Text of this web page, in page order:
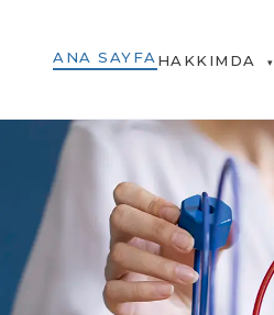
ANA SAYFA HAKKIMDA ▾